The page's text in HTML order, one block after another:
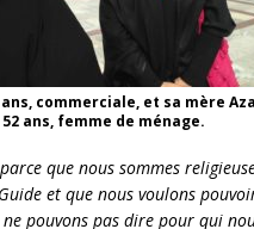
commerciale, et sa mère
52 ans, femme de ménage.
que nous sommes
et que nous voulons
pouvons pas dire pour qui